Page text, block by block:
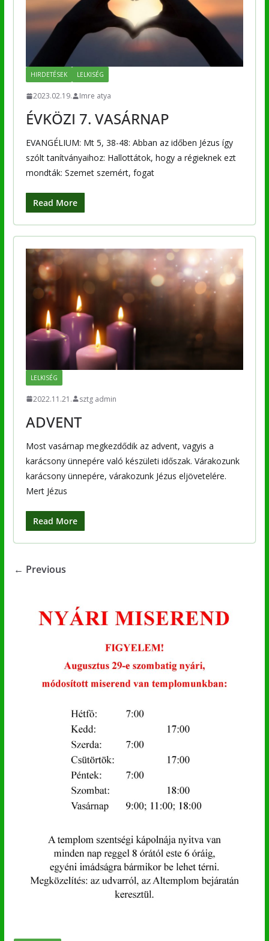
HIRDETÉSEK LELKISÉG
2023.02.19. Imre atya
ÉVKÖZI 7. VASÁRNAP
EVANGÉLIUM: Mt 5, 38-48: Abban az időben Jézus így
szólt tanítványaihoz: Hallottátok, hogy a régieknek ezt
mondták: Szemet szemért, fogat
Read More
LELKISÉG
2022.11.21. sztg admin
ADVENT
Most vasárnap megkezdődik az advent, vagyis a
karácsony ünnepére való készületi időszak. Várakozunk
karácsony ünnepére, várakozunk Jézus eljövetelére.
Mert Jézus
Read More
← Previous